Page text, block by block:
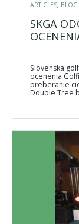
ARTICLES, BLOG
SKGA
Slovenská
ocenenia
preberanie
Double Tree